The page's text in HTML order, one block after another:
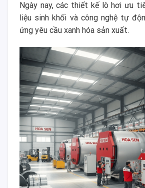
Ngày nay, các thiết kế lò hơi ưu
liệu sinh khối và công nghệ tự
ứng yêu cầu xanh hóa sản xuất.